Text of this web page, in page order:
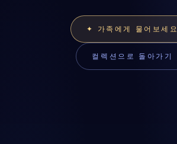
✦ 가족에게 물어보세요
컬렉션으로 돌아가기